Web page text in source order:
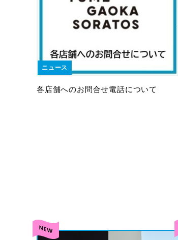
ニュース
各店舗へのお問合せ電話について